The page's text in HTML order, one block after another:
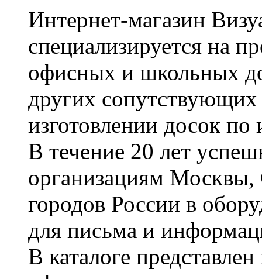
Интернет-магазин
специализируется на
офисных и школьных
других сопутствующих
изготовлении досок по
В течение 20 лет
организациям Москвы,
городов России в
для письма и
В каталоге